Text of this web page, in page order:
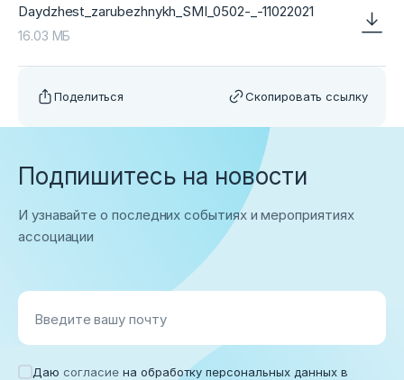
Daydzhest_zarubezhnykh_SMI_0502-_-11022021
16.03 МБ
Поделиться Скопировать ссылку
Подпишитесь на новости
И узнавайте о последних событиях и мероприятиях
ассоциации
Введите вашу почту
Даю согласие на обработку персональных данных в